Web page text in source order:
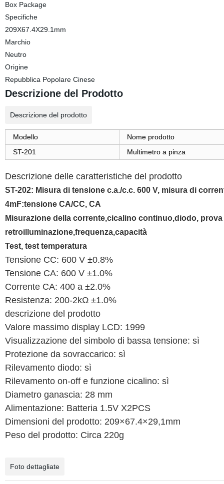
Box Package
Specifiche
209X67.4X29.1mm
Marchio
Neutro
Origine
Repubblica Popolare Cinese
Descrizione del Prodotto
Descrizione del prodotto
Modello
Nome prodotto
ST-201
Multimetro a pinza
Descrizione delle caratteristiche del prodotto
ST-202: Misura di tensione c.a./c.c. 600 V, misura di
4mF:tensione CA/CC, CA
Misurazione della corrente,cicalino continuo,diodo,
retroilluminazione,frequenza,capacità
Test, test temperatura
Tensione CC: 600 V ±0.8%
Tensione CA: 600 V ±1.0%
Corrente CA: 400 a ±2.0%
Resistenza: 200-2kΩ ±1.0%
descrizione del prodotto
Valore massimo display LCD: 1999
Visualizzazione del simbolo di bassa tensione: sì
Protezione da sovraccarico: sì
Rilevamento diodo: sì
Rilevamento on-off e funzione cicalino: sì
Diametro ganascia: 28 mm
Alimentazione: Batteria 1.5V X2PCS
Dimensioni del prodotto: 209×67.4×29,1mm
Peso del prodotto: Circa 220g
Foto dettagliate